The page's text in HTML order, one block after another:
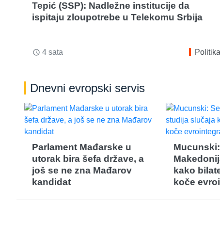
Tepić (SSP): Nadležne institucije da
ispitaju zloupotrebe u Telekomu Srbija
access_time 4 sata Politika
Dnevni evropski servis
Parlament Mađarske u
utorak bira šefa države, a
još se ne zna Mađarov
kandidat
kako
koče